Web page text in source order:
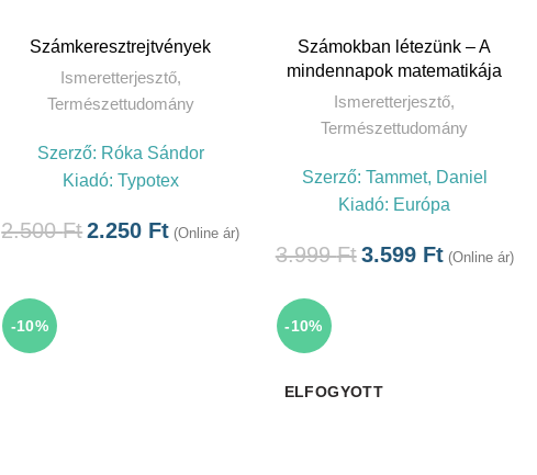
TOVÁBB
Számkeresztrejtvények
Ismeretterjesztő,
Természettudomány
Szerző: Róka Sándor
Kiadó: Typotex
2.500Ft2.250 Ft (Online ár)
TOVÁBB
Számokban létezünk – A
mindennapok matematikája
Ismeretterjesztő,
Természettudomány
Szerző: Tammet, Daniel
Kiadó: Európa
3.999Ft3.599 Ft (Online ár)
-10% -10%
ELFOGYOTT